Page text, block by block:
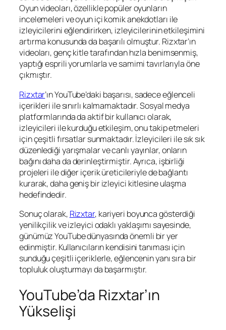
Oyun videoları, özellikle popüler oyunların
incelemeleri ve oyun içi komik anekdotları ile
izleyicilerini eğlendirirken, izleyicilerinin etkileşimini
artırma konusunda da başarılı olmuştur. Rizxtar’ın
videoları, genç kitle tarafından hızla benimsenmiş,
yaptığı esprili yorumlarla ve samimi tavırlarıyla öne
çıkmıştır.
Rizxtar’ın YouTube’daki başarısı, sadece eğlenceli
içerikleri ile sınırlı kalmamaktadır. Sosyal medya
platformlarında da aktif bir kullanıcı olarak,
izleyicileri ile kurduğu etkileşim, onu takip etmeleri
için çeşitli fırsatlar sunmaktadır. İzleyicileri ile sık sık
düzenlediği yarışmalar ve canlı yayınlar, onların
bağını daha da derinleştirmiştir. Ayrıca, işbirliği
projeleri ile diğer içerik üreticileriyle de bağlantı
kurarak, daha geniş bir izleyici kitlesine ulaşma
hedefindedir.
Sonuç olarak, Rizxtar, kariyeri boyunca gösterdiği
yenilikçilik ve izleyici odaklı yaklaşımı sayesinde,
günümüz YouTube dünyasında önemli bir yer
edinmiştir. Kullanıcıların kendisini tanıması için
sunduğu çeşitli içeriklerle, eğlencenin yanı sıra bir
topluluk oluşturmayı da başarmıştır.
YouTube’da Rizxtar’ın
Yükselişi